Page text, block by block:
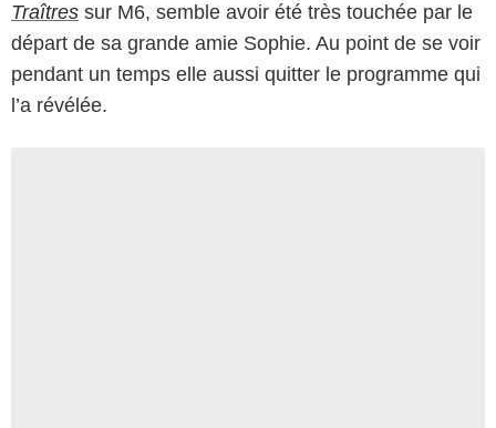
Traîtres sur M6, semble avoir été très touchée par le
départ de sa grande amie Sophie. Au point de se voir
pendant un temps elle aussi quitter le programme qui
l’a révélée.